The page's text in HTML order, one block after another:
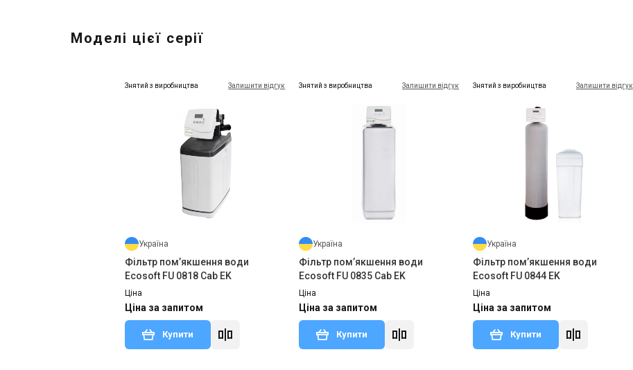
Моделі цієї серії
Знятий з виробництва Залишити відгук
Україна
Фільтр пом’якшення води
Ecosoft FU 0818 Cab EK
Ціна
Ціна за запитом
Купити
Знятий з виробництва Залишити відгук
Україна
Фільтр пом’якшення води
Ecosoft FU 0835 Cab EK
Ціна
Ціна за запитом
Купити
Знятий з виробництва Залишити відгук
Україна
Фільтр пом’якшення води
Ecosoft FU 0844 EK
Ціна
Ціна за запитом
Купити